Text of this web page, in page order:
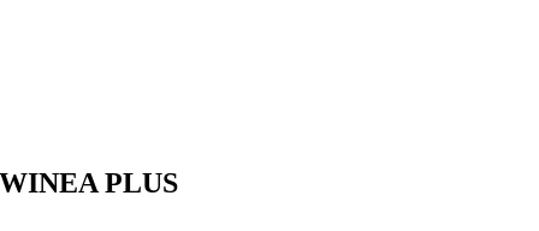
WINEA PLUS